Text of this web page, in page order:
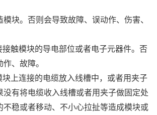
模块。否则会导致故障、误动作、伤害、
模块的导电部位或者电子元器件。否
、故障。
连接的电缆放入线槽中，或者用夹子
没有将电缆收入线槽或者用夹子做固定处
不稳或者移动、不小心拉扯等造成模块或